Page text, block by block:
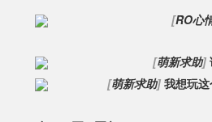
[RO心
[萌新求助]
[萌新求助] 我想玩